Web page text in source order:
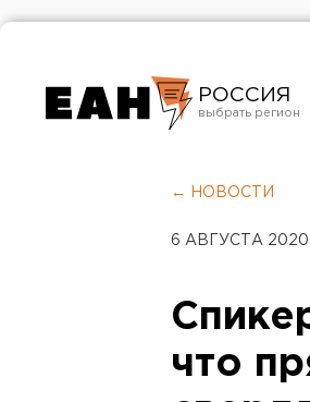
РОССИЯ
Челябинск
← НОВОСТИ
6 АВГУСТА 2020
что